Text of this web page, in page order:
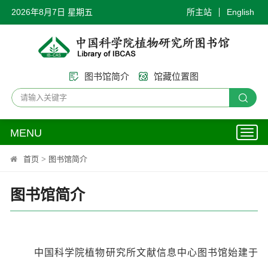
2026年8月7日 星期五 所主站 English
图书馆简介 馆藏位置图
MENU
首页 > 图书馆简介
图书馆简介
中国科学院植物研究所文献信息中心图书馆始建于